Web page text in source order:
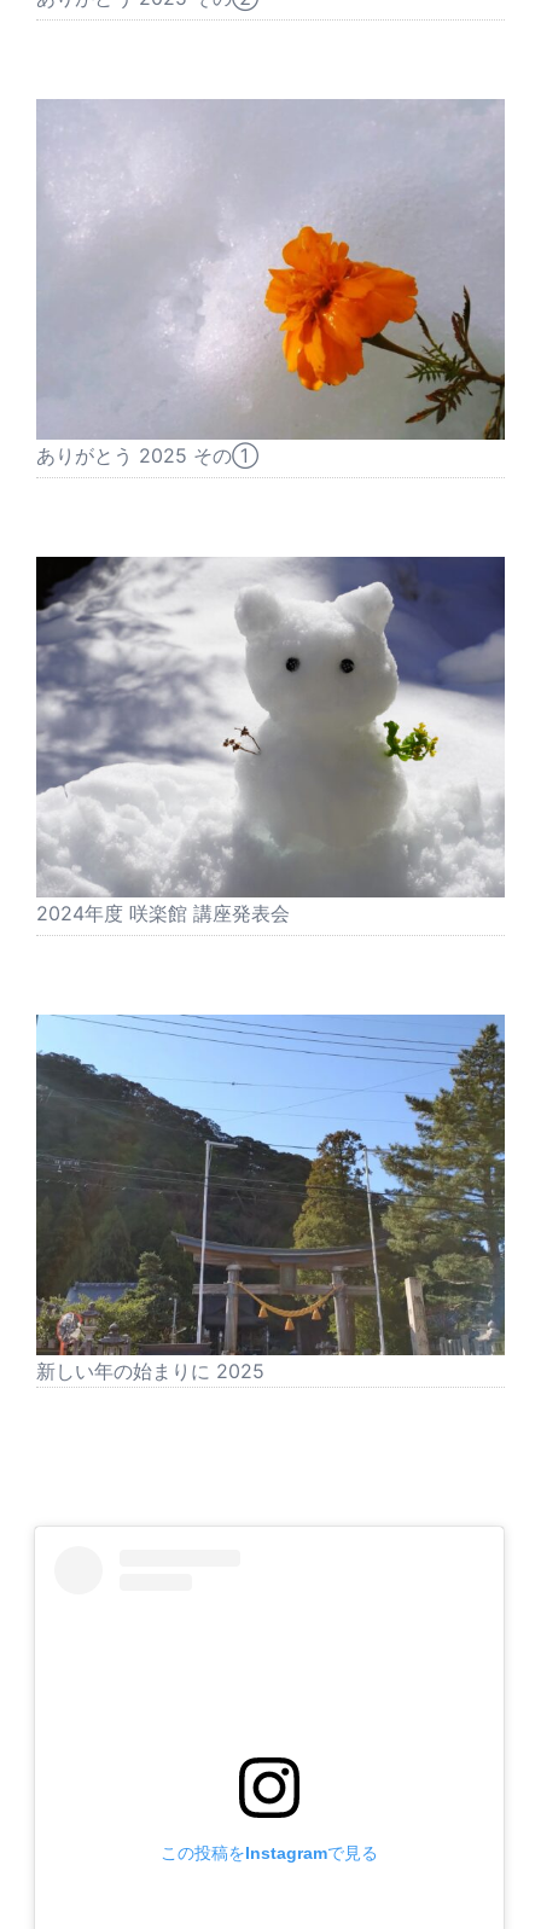
ありがとう 2025 その①
2024年度 咲楽館 講座発表会
新しい年の始まりに 2025
この投稿をInstagramで見る